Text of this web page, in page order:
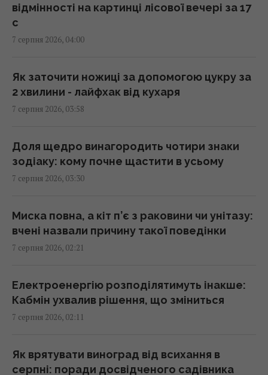
В Генштабі ЗСУ повідомили, на яку суму
країни НАТО виділять Україні військової
допомоги
Кинджал Тутанхамона виявився викуваним
із позаземного металу, - археологи
США запровадили нові санкції проти Куби
за співпрацю з Китаєм та РФ, - Bloomberg
Як вибратися з багнюки на автомобілі:
названо простий предмет у салоні, що
01:23 п'ятниця, 07 серпня 2026
"Достатньо, щоб вижити, а не перемогти":
Україні
01:19 п'ятниця, 07 серпня 2026
відмінності на картинці лісової вечері за 17
с
7 серпня 2026, 04:00
Як заточити ножиці за допомогою цукру за
2 хвилини - лайфхак від кухаря
7 серпня 2026, 03:58
Доля щедро винагородить чотири знаки
зодіаку: кому почне щастити в усьому
7 серпня 2026, 03:30
Миска повна, а кіт п’є з раковини чи унітазу:
вчені назвали причину такої поведінки
7 серпня 2026, 02:21
Електроенергію розподілятимуть інакше:
Кабмін ухвалив рішення, що зміниться
7 серпня 2026, 02:11
Як врятувати виноград від всихання в
серпні: поради досвідченого садівника